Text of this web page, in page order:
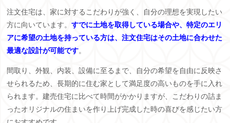
注文住宅は、家に対するこだわりが強く、自分の理想を実現したい
方に向いています。すでに土地を取得している場合や、特定のエリ
アに希望の土地を持っている方は、注文住宅はその土地に合わせた
最適な設計が可能です。
間取り、外観、内装、設備に至るまで、自分の希望を自由に反映さ
せられるため、長期的に住む家として満足度の高いものを手に入れ
られます。建売住宅に比べて時間がかかりますが、こだわりの詰ま
ったオリジナルの住まいを作り上げ完成した時の喜びを感じたい方